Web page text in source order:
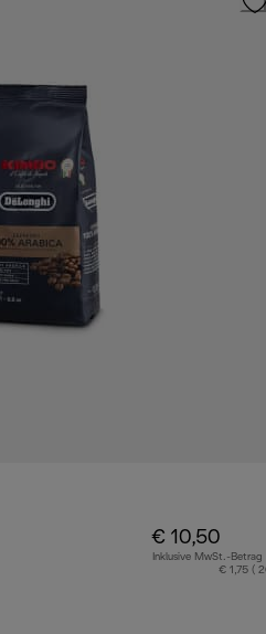
€ 10,50
Inklusive MwSt.-Betrag
€ 1,75 (